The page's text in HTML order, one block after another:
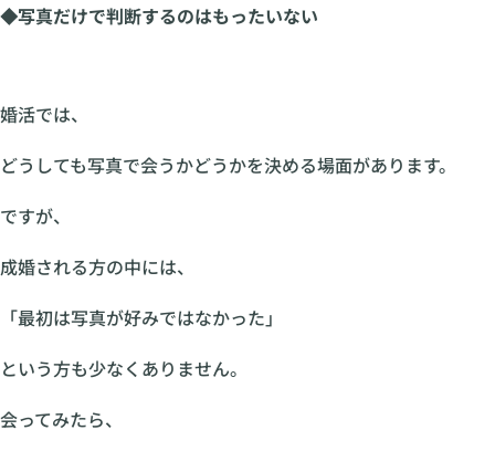
◆写真だけで判断するのはもったいない
婚活では、
どうしても写真で会うかどうかを決める場面があります。
ですが、
成婚される方の中には、
「最初は写真が好みではなかった」
という方も少なくありません。
会ってみたら、